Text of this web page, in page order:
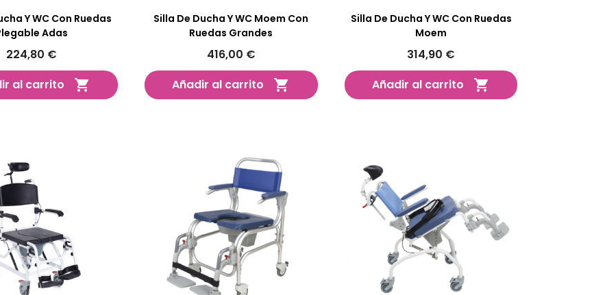
Y WC Con Ruedas
Adas
224,80 €
al carrito

Silla De Ducha Y WC Moem Con
Ruedas Grandes
416,00 €
Añadir al carrito

Silla De Ducha Y WC Con Ruedas
Moem
314,90 €
Añadir al carrito
